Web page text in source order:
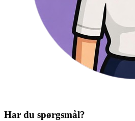
Har du spørgsmål?